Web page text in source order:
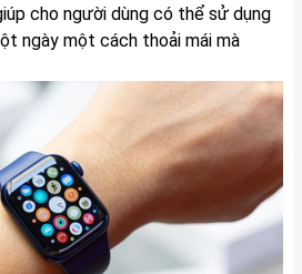
cho người dùng có thể sử dụng
ngày một cách thoải mái mà